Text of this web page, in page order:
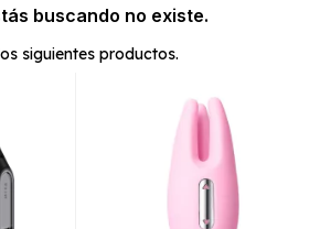
buscando no existe.
siguientes productos.